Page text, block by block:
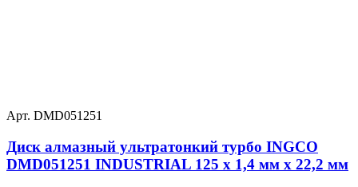
Арт. DMD051251
Диск алмазный ультратонкий турбо INGCO
DMD051251 INDUSTRIAL 125 х 1,4 мм x 22,2 мм